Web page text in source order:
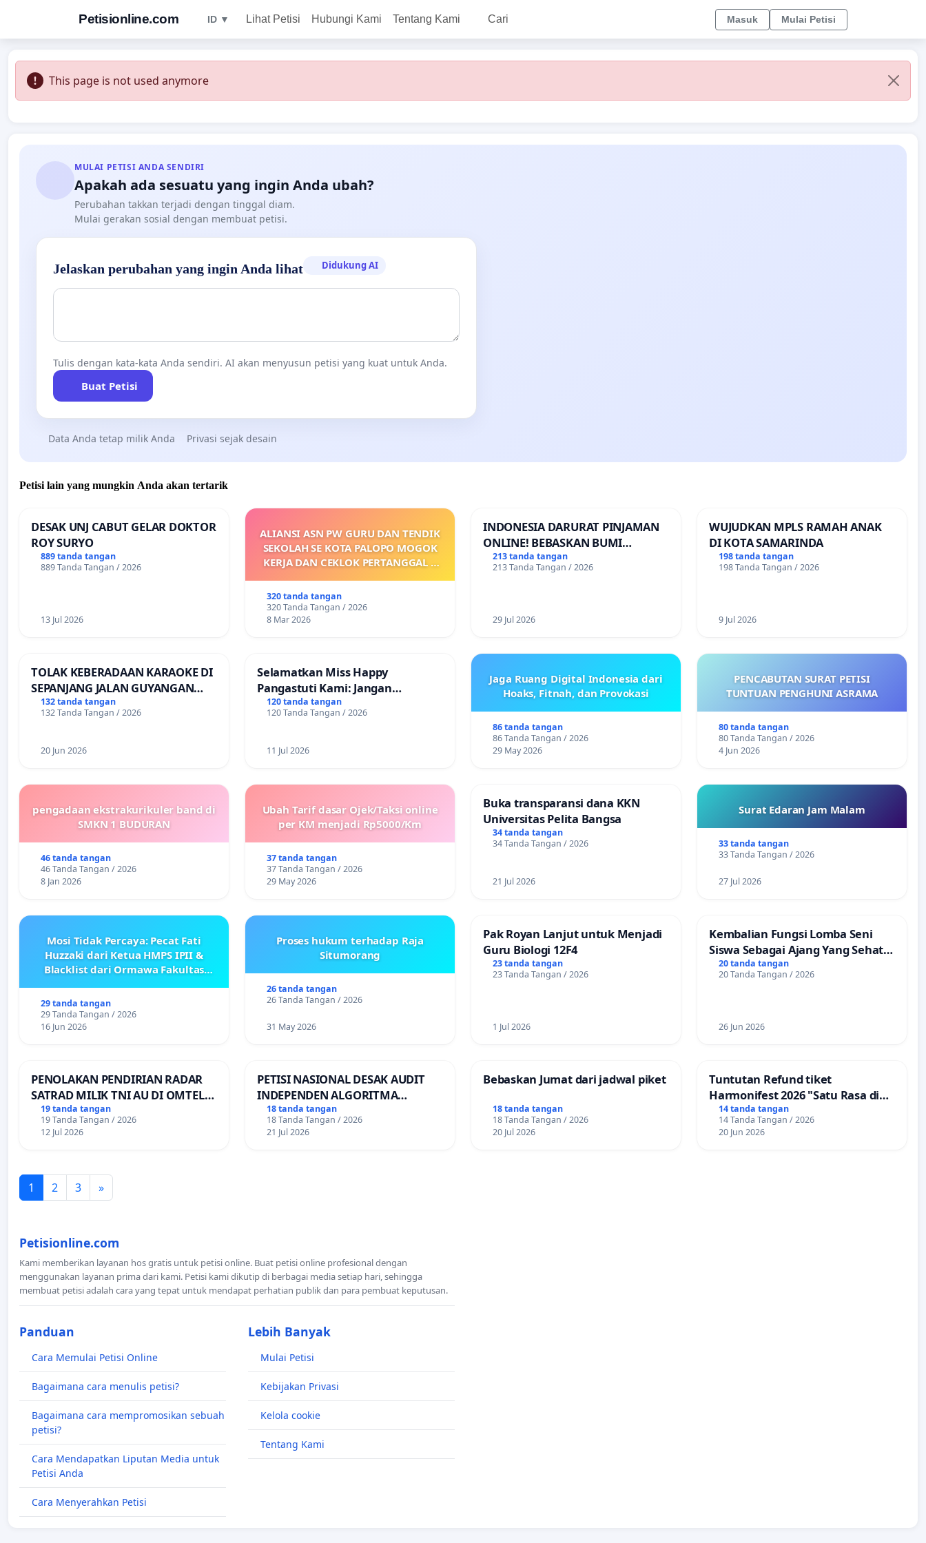
Petisionline.com ID ▼ Lihat Petisi Hubungi Kami Tentang Kami Cari Masuk Mulai Petisi
This page is not used anymore
MULAI PETISI ANDA SENDIRI
Apakah ada sesuatu yang ingin Anda ubah?
Perubahan takkan terjadi dengan tinggal diam.
Mulai gerakan sosial dengan membuat petisi.
Jelaskan perubahan yang ingin Anda lihat Didukung AI
Tulis dengan kata-kata Anda sendiri. AI akan menyusun petisi yang kuat untuk Anda.
Buat Petisi
Data Anda tetap milik Anda Privasi sejak desain
Petisi lain yang mungkin Anda akan tertarik
DESAK UNJ CABUT GELAR DOKTOR
ROY SURYO
889 tanda tangan
889 Tanda Tangan / 2026
13 Jul 2026
ALIANSI ASN PW GURU DAN TENDIK
SEKOLAH SE KOTA PALOPO MOGOK
KERJA DAN CEKLOK PERTANGGAL 9
DIKELUARKANNYA SK KONTRAK
UPAH DAN KEJELASAN SUMBER GAJI
320 tanda tangan
320 Tanda Tangan / 2026
8 Mar 2026
INDONESIA DARURAT PINJAMAN
ONLINE! BEBASKAN BUMI
PERTIWI DARI TEROR PINJAMAN
ONLINE! TUTUP PINJOL!
213 tanda tangan
213 Tanda Tangan / 2026
29 Jul 2026
WUJUDKAN MPLS RAMAH ANAK
DI KOTA SAMARINDA
198 tanda tangan
198 Tanda Tangan / 2026
9 Jul 2026
TOLAK KEBERADAAN KARAOKE DI
SEPANJANG JALAN GUYANGAN
(Trangkil) - JETAK (Wedarijaksa)
Kab. PATI
132 tanda tangan
132 Tanda Tangan / 2026
20 Jun 2026
Selamatkan Miss Happy
Pangastuti Kami: Jangan
Putuskan Pengabdian yang Telah
Teruji
120 tanda tangan
120 Tanda Tangan / 2026
11 Jul 2026
Jaga Ruang Digital Indonesia dari
Hoaks, Fitnah, dan Provokasi
86 tanda tangan
86 Tanda Tangan / 2026
29 May 2026
PENCABUTAN SURAT PETISI
TUNTUAN PENGHUNI ASRAMA
80 tanda tangan
80 Tanda Tangan / 2026
4 Jun 2026
pengadaan ekstrakurikuler band di
SMKN 1 BUDURAN
46 tanda tangan
46 Tanda Tangan / 2026
8 Jan 2026
Ubah Tarif dasar Ojek/Taksi online
per KM menjadi Rp5000/Km
37 tanda tangan
37 Tanda Tangan / 2026
29 May 2026
Buka transparansi dana KKN
Universitas Pelita Bangsa
34 tanda tangan
34 Tanda Tangan / 2026
21 Jul 2026
Surat Edaran Jam Malam
33 tanda tangan
33 Tanda Tangan / 2026
27 Jul 2026
Mosi Tidak Percaya: Pecat Fati
Huzzaki dari Ketua HMPS IPII &
Blacklist dari Ormawa Fakultas
29 tanda tangan
29 Tanda Tangan / 2026
16 Jun 2026
Proses hukum terhadap Raja
Situmorang
26 tanda tangan
26 Tanda Tangan / 2026
31 May 2026
Pak Royan Lanjut untuk Menjadi
Guru Biologi 12F4
23 tanda tangan
23 Tanda Tangan / 2026
1 Jul 2026
Kembalian Fungsi Lomba Seni
Siswa Sebagai Ajang Yang Sehat
Tanpa Tindakan Provokatif
20 tanda tangan
20 Tanda Tangan / 2026
26 Jun 2026
PENOLAKAN PENDIRIAN RADAR
SATRAD MILIK TNI AU DI OMTEL
KECAMATAN ALOR BARAT LAUT,
KABUPATEN ALOR
19 tanda tangan
19 Tanda Tangan / 2026
12 Jul 2026
PETISI NASIONAL DESAK AUDIT
INDEPENDEN ALGORITMA
PEMBAGIAN ORDER
TRANSPORTASI ONLINE
18 tanda tangan
18 Tanda Tangan / 2026
21 Jul 2026
Bebaskan Jumat dari jadwal piket
18 tanda tangan
18 Tanda Tangan / 2026
20 Jul 2026
Tuntutan Refund tiket
Harmonifest 2026 "Satu Rasa di
Sudut Kota", Kuningan,
Jawabarat
14 tanda tangan
14 Tanda Tangan / 2026
20 Jun 2026
1 2 3 »
Petisionline.com
Kami memberikan layanan hos gratis untuk petisi online. Buat petisi online profesional dengan
menggunakan layanan prima dari kami. Petisi kami dikutip di berbagai media setiap hari, sehingga
membuat petisi adalah cara yang tepat untuk mendapat perhatian publik dan para pembuat keputusan.
Panduan
Cara Memulai Petisi Online
Bagaimana cara menulis petisi?
Bagaimana cara mempromosikan sebuah
petisi?
Cara Mendapatkan Liputan Media untuk
Petisi Anda
Cara Menyerahkan Petisi
Lebih Banyak
Mulai Petisi
Kebijakan Privasi
Kelola cookie
Tentang Kami